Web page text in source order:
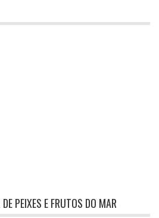
PEIXES E FRUTOS DO MAR